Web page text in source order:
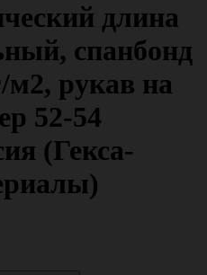
длина
спанбонд
м2, рукав на
52-54
(Гекса-